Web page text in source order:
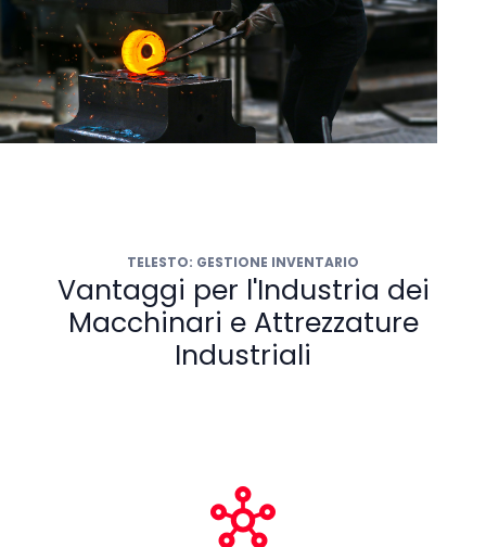
TELESTO: GESTIONE INVENTARIO
Vantaggi per l'Industria dei
Macchinari e Attrezzature
Industriali
hub